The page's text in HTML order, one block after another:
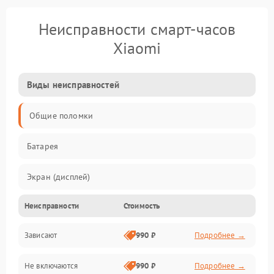
Неисправности смарт-часов
Xiaomi
Виды неисправностей
Общие поломки
Батарея
Экран (дисплей)
Электропитание
Датчики
Связь
Неисправности Стоимость
Зависают 990 ₽ Подробнее →
Не включаются 990 ₽ Подробнее →